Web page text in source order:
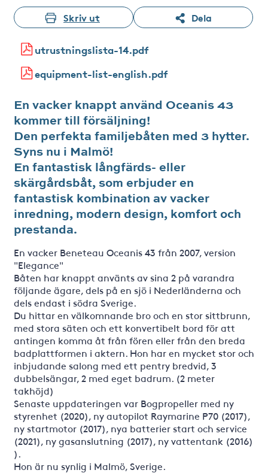
Skriv ut Dela
utrustningslista-14.pdf
equipment-list-english.pdf
En vacker knappt använd Oceanis 43
kommer till försäljning!
Den perfekta familjebåten med 3 hytter.
Syns nu i Malmö!
En fantastisk långfärds- eller
skärgårdsbåt, som erbjuder en
fantastisk kombination av vacker
inredning, modern design, komfort och
prestanda.
En vacker Beneteau Oceanis 43 från 2007, version
"Elegance"
Båten har knappt använts av sina 2 på varandra
följande ägare, dels på en sjö i Nederländerna och
dels endast i södra Sverige.
Du hittar en välkomnande bro och en stor sittbrunn,
med stora säten och ett konvertibelt bord för att
antingen komma åt från fören eller från den breda
badplattformen i aktern. Hon har en mycket stor och
inbjudande salong med ett pentry bredvid, 3
dubbelsängar, 2 med eget badrum. (2 meter
takhöjd)
Senaste uppdateringen var Bogpropeller med ny
styrenhet (2020), ny autopilot Raymarine P70 (2017),
ny startmotor (2017), nya batterier start och service
(2021), ny gasanslutning (2017), ny vattentank (2016)
).
Hon är nu synlig i Malmö, Sverige.